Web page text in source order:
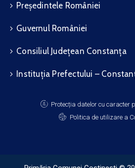
Președintele României
Guvernul României
Consiliul Județean Constanța
Instituția Prefectului –
Protecția datelor cu caracter
Politica de utilizare a